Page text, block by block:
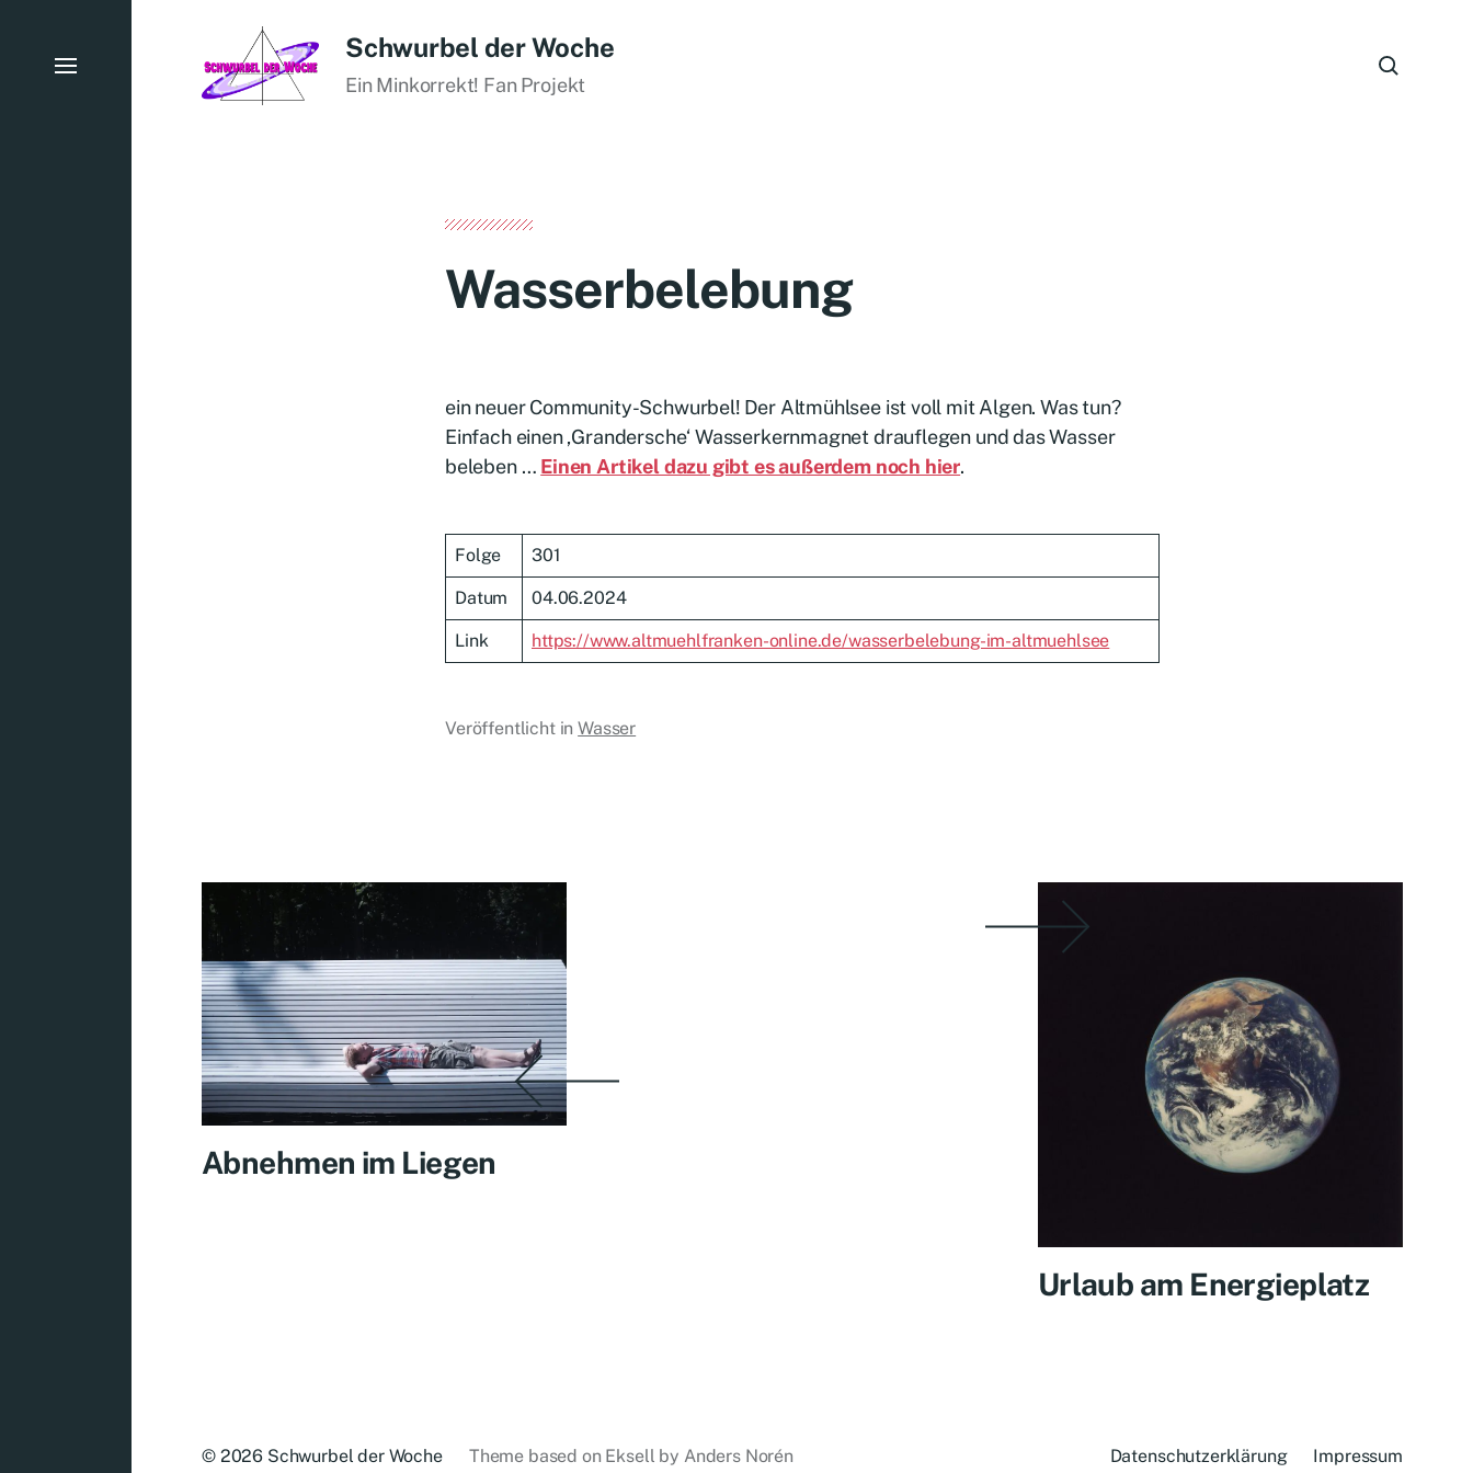
Schwurbel der Woche
Ein Minkorrekt! Fan Projekt
Wasserbelebung
ein neuer Community-Schwurbel! Der Altmühlsee ist voll mit Algen. Was tun?
Einfach einen ‚Grandersche‘ Wasserkernmagnet drauflegen und das Wasser
beleben … Einen Artikel dazu gibt es außerdem noch hier.
Folge 301
Datum 04.06.2024
Link https://www.altmuehlfranken-online.de/wasserbelebung-im-altmuehlsee
Veröffentlicht inWasser
Abnehmen im Liegen
Urlaub am Energieplatz
© 2026 Schwurbel der Woche Theme based on Eksell by Anders Norén Datenschutzerklärung Impressum